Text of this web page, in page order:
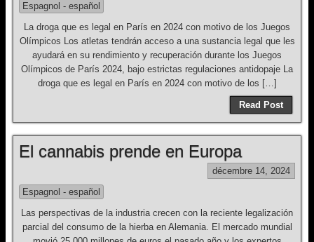
Espagnol - español
La droga que es legal en París en 2024 con motivo de los Juegos
Olímpicos Los atletas tendrán acceso a una sustancia legal que les
ayudará en su rendimiento y recuperación durante los Juegos
Olímpicos de París 2024, bajo estrictas regulaciones antidopaje La
droga que es legal en París en 2024 con motivo de los […]
Read Post
El cannabis prende en Europa
décembre 14, 2024
Espagnol - español
Las perspectivas de la industria crecen con la reciente legalización
parcial del consumo de la hierba en Alemania. El mercado mundial